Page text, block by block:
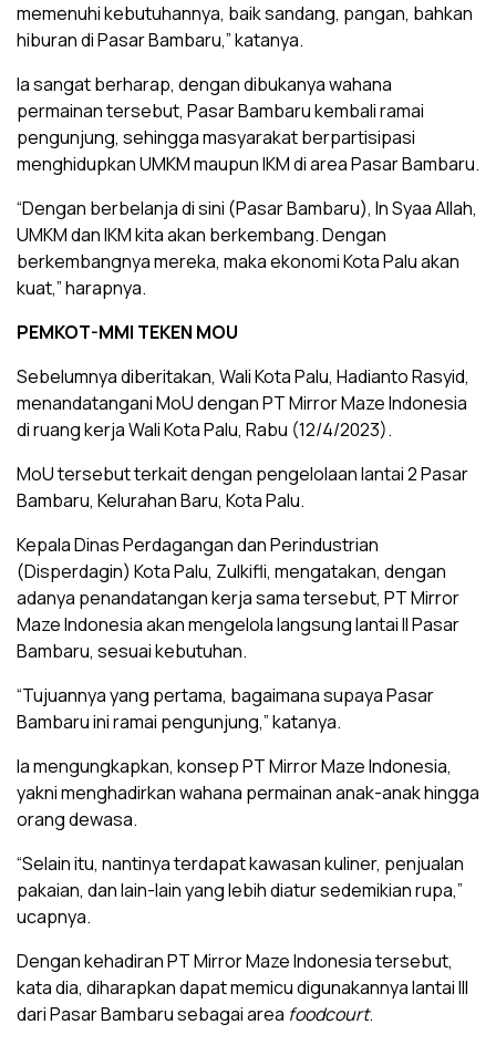
memenuhi kebutuhannya, baik sandang, pangan, bahkan
hiburan di Pasar Bambaru,” katanya.
Ia sangat berharap, dengan dibukanya wahana
permainan tersebut, Pasar Bambaru kembali ramai
pengunjung, sehingga masyarakat berpartisipasi
menghidupkan UMKM maupun IKM di area Pasar Bambaru.
“Dengan berbelanja di sini (Pasar Bambaru), In Syaa Allah,
UMKM dan IKM kita akan berkembang. Dengan
berkembangnya mereka, maka ekonomi Kota Palu akan
kuat,” harapnya.
PEMKOT-MMI TEKEN MOU
Sebelumnya diberitakan, Wali Kota Palu, Hadianto Rasyid,
menandatangani MoU dengan PT Mirror Maze Indonesia
di ruang kerja Wali Kota Palu, Rabu (12/4/2023).
MoU tersebut terkait dengan pengelolaan lantai 2 Pasar
Bambaru, Kelurahan Baru, Kota Palu.
Kepala Dinas Perdagangan dan Perindustrian
(Disperdagin) Kota Palu, Zulkifli, mengatakan, dengan
adanya penandatangan kerja sama tersebut, PT Mirror
Maze Indonesia akan mengelola langsung lantai II Pasar
Bambaru, sesuai kebutuhan.
“Tujuannya yang pertama, bagaimana supaya Pasar
Bambaru ini ramai pengunjung,” katanya.
Ia mengungkapkan, konsep PT Mirror Maze Indonesia,
yakni menghadirkan wahana permainan anak-anak hingga
orang dewasa.
“Selain itu, nantinya terdapat kawasan kuliner, penjualan
pakaian, dan lain-lain yang lebih diatur sedemikian rupa,”
ucapnya.
Dengan kehadiran PT Mirror Maze Indonesia tersebut,
kata dia, diharapkan dapat memicu digunakannya lantai III
dari Pasar Bambaru sebagai area foodcourt.